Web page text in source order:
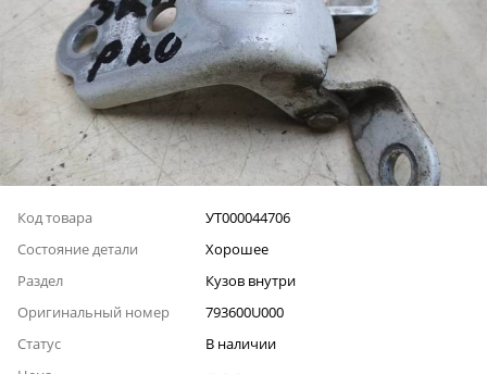
Код товара
УТ000044706
Состояние детали
Хорошее
Раздел
Кузов внутри
Оригинальный номер
793600U000
Статус
В наличии